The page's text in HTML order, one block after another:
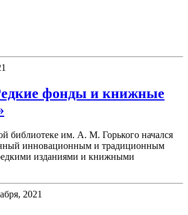
фонды и книжные
библиотеке им. А. М. Горького начался
инновационным и традиционным
изданиями и книжными
2021